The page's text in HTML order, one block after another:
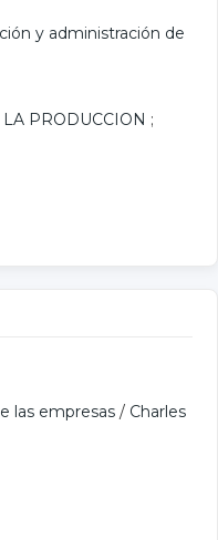
y administración de
PRODUCCION ;
las empresas / Charles